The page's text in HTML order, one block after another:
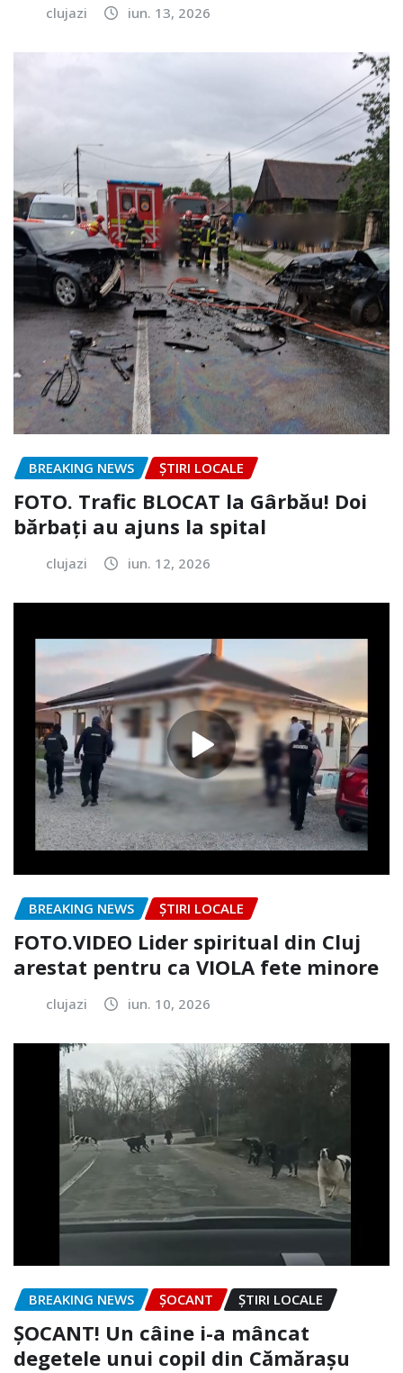
clujazi iun. 13, 2026
BREAKING NEWS ȘTIRI LOCALE
FOTO. Trafic BLOCAT la Gârbău! Doi
bărbați au ajuns la spital
clujazi iun. 12, 2026
BREAKING NEWS ȘTIRI LOCALE
FOTO.VIDEO Lider spiritual din Cluj
arestat pentru ca VIOLA fete minore
clujazi iun. 10, 2026
BREAKING NEWS ȘOCANT ȘTIRI LOCALE
ȘOCANT! Un câine i-a mâncat
degetele unui copil din Cămărașu